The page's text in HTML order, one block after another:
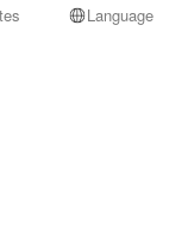
Language